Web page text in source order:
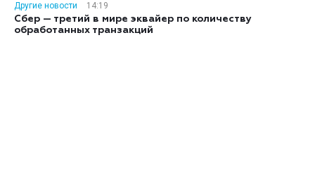
Другие новости
14:19
Сбер — третий в мире эквайер по количеству
обработанных транзакций